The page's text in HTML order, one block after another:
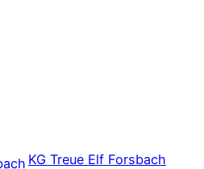
KG Treue Elf Forsbach